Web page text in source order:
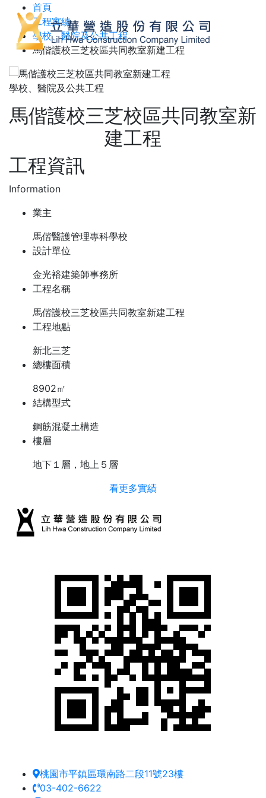
首頁
工程實績
學校、醫院及公共工程
馬偕護校三芝校區共同教室新建工程
學校、醫院及公共工程
馬偕護校三芝校區共同教室新
建工程
工程資訊
Information
業主
馬偕醫護管理專科學校
設計單位
金光裕建築師事務所
工程名稱
馬偕護校三芝校區共同教室新建工程
工程地點
新北三芝
總樓面積
8902㎡
結構型式
鋼筋混凝土構造
樓層
地下１層，地上５層
看更多實績
桃園市平鎮區環南路二段11號23樓
03-402-6622